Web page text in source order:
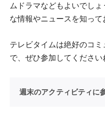
ムドラマなどもよいでし
な情報やニュースを知って
テレビタイムは絶好のコ
で、ぜひ参加してください
週末のアクティビティに